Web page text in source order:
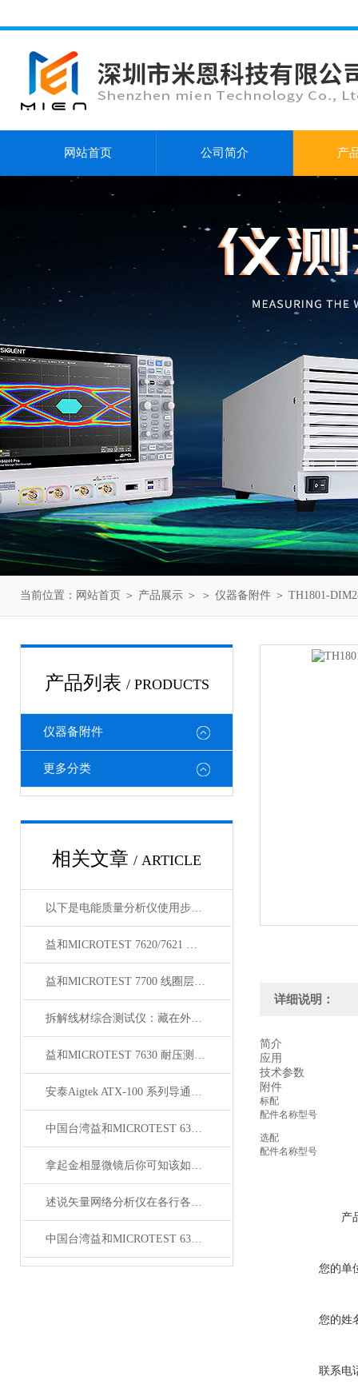
网站首页 公司简介 产
当前位置： 网站首页 ＞ 产品展示 ＞ ＞ 仪器备附件 ＞ TH1801-
产品列表 / PRODUCTS
仪器备附件
更多分类
相关文章 / ARTICLE
以下是电能质量分析仪使用步骤的详细介绍
益和MICROTEST 7620/7621 耐压测试仪
益和MICROTEST 7700 线圈层间短路测试仪
拆解线材综合测试仪：藏在外壳里的精密结构，藏着哪些硬核秘密？
益和MICROTEST 7630 耐压测试仪
安泰Aigtek ATX-100 系列导通线束测试仪
中国台湾益和MICROTEST 6376 LCR测试仪
拿起金相显微镜后你可知该如何使用呢？
述说矢量网络分析仪在各行各业中的主要作用
中国台湾益和MICROTEST 6372 LCR测试仪
详细说明：
简介
应用
技术参数
附件
标配
配件名称型号
选配
配件名称型号
产
您的单
您的姓
联系电